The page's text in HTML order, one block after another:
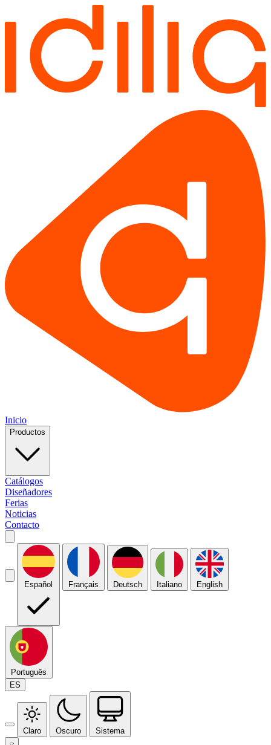
Inicio
Productos
Catálogos
Diseñadores
Ferias
Noticias
Contacto
Español Français Deutsch Italiano English
Português
ES
Claro Oscuro Sistema